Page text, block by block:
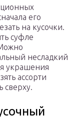
его
на кусочки.
суфле
несладкий
украшения
ассорти
сверху.